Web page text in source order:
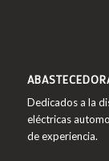
Dedicados a la
eléctricas
de experiencia.